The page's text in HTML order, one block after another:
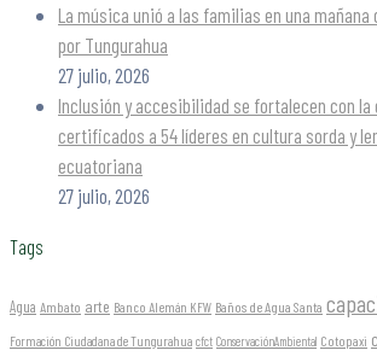
La música unió a las familias en una mañana
por Tungurahua
27 julio, 2026
Inclusión y accesibilidad se fortalecen con la
certificados a 54 líderes en cultura sorda y
ecuatoriana
27 julio, 2026
Tags
Agua Ambato arte Banco Alemán KFW Baños de Agua Santa
Formación Ciudadana de Tungurahua cfct ConservaciónAmbiental Cotopaxi